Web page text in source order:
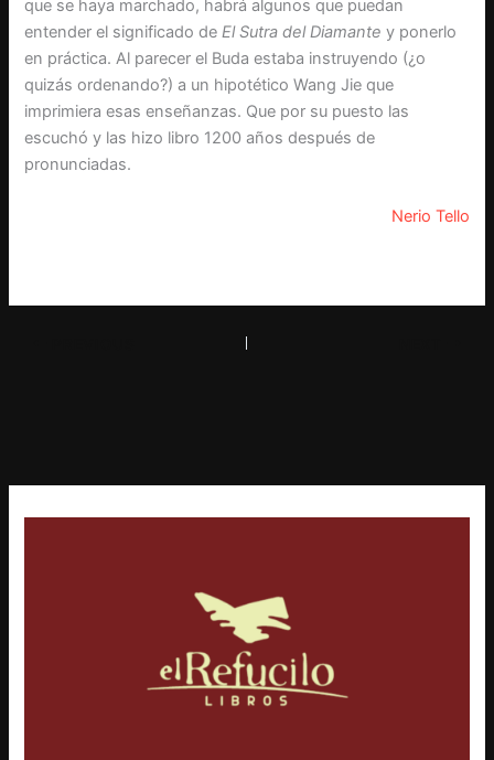
que se haya marchado, habrá algunos que puedan
entender el significado deEl Sutra del Diamante y ponerlo
en práctica. Al parecer el Buda estaba instruyendo (¿o
quizás ordenando?) a un hipotético Wang Jie que
imprimiera esas enseñanzas. Que por su puesto las
escuchó y las hizo libro 1200 años después de
pronunciadas.
Nerio Tello